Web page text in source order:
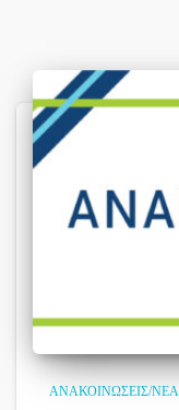
ΑΝΑΚΟΙΝΏΣΕΙΣ/ΝΈΑ